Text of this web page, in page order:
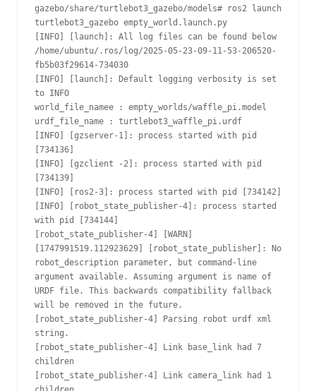
gazebo/share/turtlebot3_gazebo/models# ros2 launch
turtlebot3_gazebo empty_world.launch.py
[INFO] [launch]: All log files can be found below
/home/ubuntu/.ros/log/2025-05-23-09-11-53-206520-
fb5b03f29614-734030
[INFO] [launch]: Default logging verbosity is set
to INFO
world_file_namee : empty_worlds/waffle_pi.model
urdf_file_name : turtlebot3_waffle_pi.urdf
[INFO] [gzserver-1]: process started with pid
[734136]
[INFO] [gzclient -2]: process started with pid
[734139]
[INFO] [ros2-3]: process started with pid [734142]
[INFO] [robot_state_publisher-4]: process started
with pid [734144]
[robot_state_publisher-4] [WARN]
[1747991519.112923629] [robot_state_publisher]: No
robot_description parameter, but command-line
argument available. Assuming argument is name of
URDF file. This backwards compatibility fallback
will be removed in the future.
[robot_state_publisher-4] Parsing robot urdf xml
string.
[robot_state_publisher-4] Link base_link had 7
children
[robot_state_publisher-4] Link camera_link had 1